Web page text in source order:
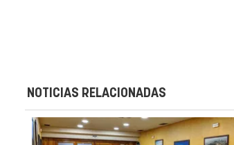
NOTICIAS RELACIONADAS